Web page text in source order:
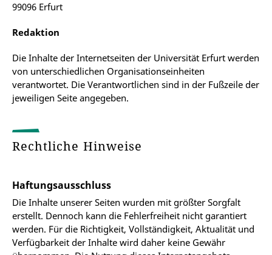
99096 Erfurt
Redaktion
Die Inhalte der Internetseiten der Universität Erfurt werden
von unterschiedlichen Organisationseinheiten
verantwortet. Die Verantwortlichen sind in der Fußzeile der
jeweiligen Seite angegeben.
Rechtliche Hinweise
Haftungsausschluss
Die Inhalte unserer Seiten wurden mit größter Sorgfalt
erstellt. Dennoch kann die Fehlerfreiheit nicht garantiert
werden. Für die Richtigkeit, Vollständigkeit, Aktualität und
Verfügbarkeit der Inhalte wird daher keine Gewähr